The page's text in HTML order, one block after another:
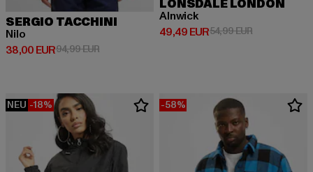
SERGIO TACCHINI
Nilo
38,00 EUR
Derzeitiger Preis: 38,00 EUR
94,99 EURAktionspreis: 94,99 EUR
LONSDALE LONDON
Alnwick
49,49 EUR
Derzeitiger Preis: 49,49 EUR
54,99 EURAktionspreis:
NEU -18% -58%